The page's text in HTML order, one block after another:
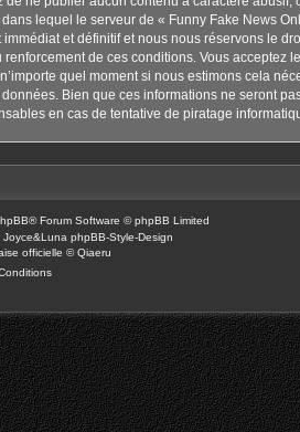
lequel le serveur de « Funny Fake News
et définitif et nous nous réservons le
renforcement de ces conditions. Vous acceptez
quel moment si nous estimons cela
Bien que ces informations ne seront
en cas de tentative de piratage
® Forum Software © phpBB Limited
Joyce&Luna phpBB-Style-Design
officielle ©Qiaeru